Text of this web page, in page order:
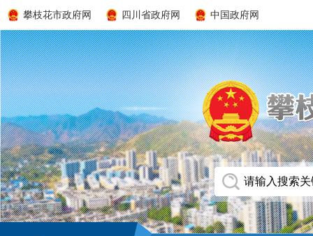
攀枝花市政府网 四川省政府网 中国政府网